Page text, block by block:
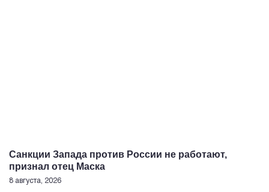
Санкции Запада против России не работают,
признал отец Маска
8 августа, 2026